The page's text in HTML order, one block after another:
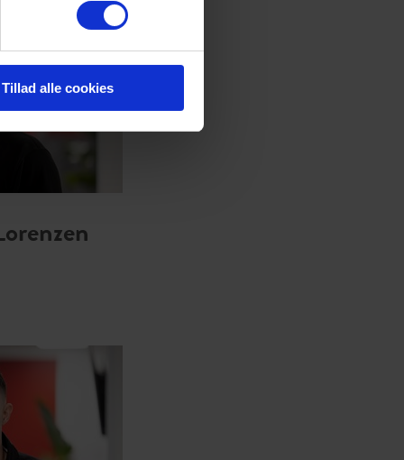
Tillad alle cookies